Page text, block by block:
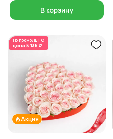
В корзину
По промоЛЕТО
цена 5 135 ₽
Акция